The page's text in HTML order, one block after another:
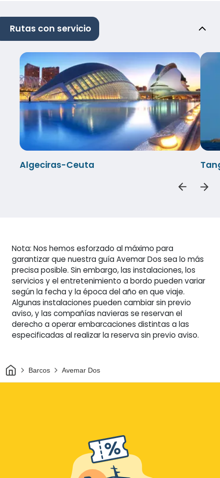
Rutas con servicio
Algeciras-Ceuta
Nota: Nos hemos esforzado al máximo para
garantizar que nuestra guía Avemar Dos sea lo más
precisa posible. Sin embargo, las instalaciones, los
servicios y el entretenimiento a bordo pueden variar
según la fecha y la época del año en que viaje.
Algunas instalaciones pueden cambiar sin previo
aviso, y las compañías navieras se reservan el
derecho a operar embarcaciones distintas a las
especificadas al realizar la reserva sin previo aviso.
InicioBarcos Avemar Dos